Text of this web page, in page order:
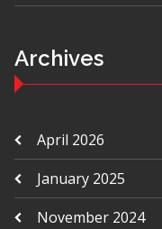
Archives
April 2026
January 2025
November 2024